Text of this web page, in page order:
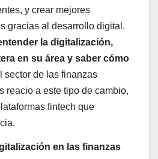
y crear mejores
gracias al desarrollo digital.
la digitalización,
en su área y saber cómo
sector de las finanzas
reacio a este tipo de cambio,
fintech que
en las finanzas